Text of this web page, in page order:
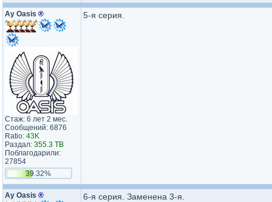
Ay Oasis ®
Стаж: 6 лет 2 мес.
Сообщений: 6876
Ratio: 43K
Раздал: 355.3 TB
Поблагодарили:
27854
39.32%
5-я серия.
Ay Oasis ® 6-я серия. Заменена 3-я.